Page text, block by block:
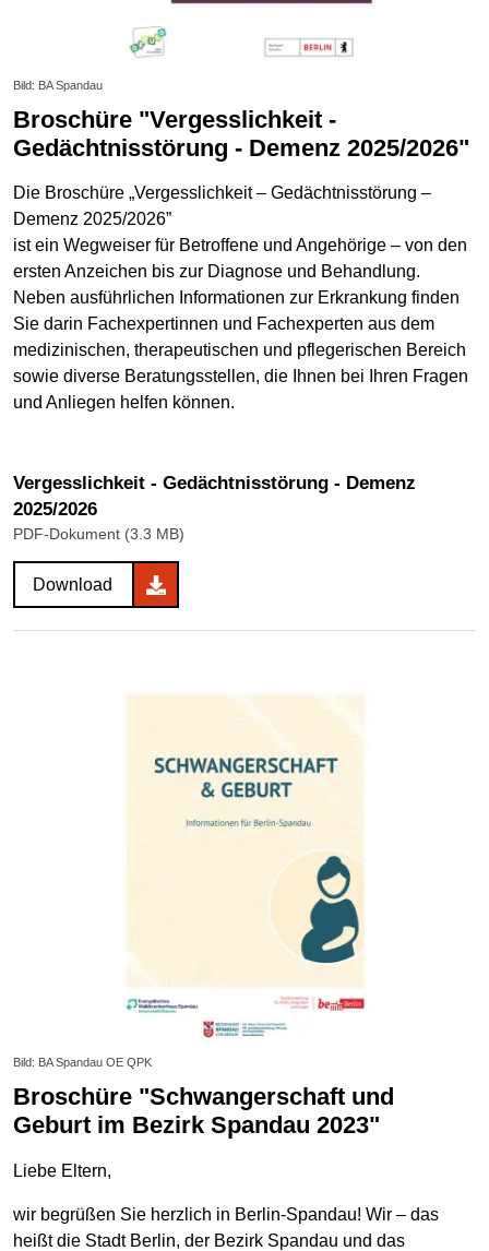
Bild: BA Spandau
Broschüre "Vergesslichkeit -
Gedächtnisstörung - Demenz 2025/2026"
Die Broschüre „Vergesslichkeit – Gedächtnisstörung –
Demenz 2025/2026”
ist ein Wegweiser für Betroffene und Angehörige – von den
ersten Anzeichen bis zur Diagnose und Behandlung.
Neben ausführlichen Informationen zur Erkrankung finden
Sie darin Fachexpertinnen und Fachexperten aus dem
medizinischen, therapeutischen und pflegerischen Bereich
sowie diverse Beratungsstellen, die Ihnen bei Ihren Fragen
und Anliegen helfen können.
Vergesslichkeit - Gedächtnisstörung - Demenz
2025/2026
PDF-Dokument (3.3 MB)
Download
Bild: BA Spandau OE QPK
Broschüre "Schwangerschaft und
Geburt im Bezirk Spandau 2023"
Liebe Eltern,
wir begrüßen Sie herzlich in Berlin-Spandau! Wir – das
heißt die Stadt Berlin, der Bezirk Spandau und das